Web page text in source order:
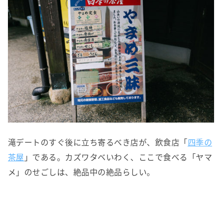
滝デートのすぐ後に立ち寄るべき店が、飲食店「四季の
茶屋 」である。カズワタベいわく、ここで食べる「ヤマ
メ」のせごしは、絶品中の絶品らしい。